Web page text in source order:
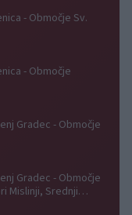
- Območje Sv.
- Območje
Gradec - Območje
Gradec - Območje
Mislinji, Srednji